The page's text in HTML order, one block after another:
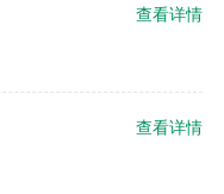
查看详情
查看详情